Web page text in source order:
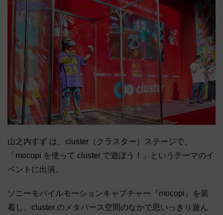
山之内すず は、cluster（クラスター）ステージで、
「mocopi を使って cluster で遊ぼう！」というテーマのイ
ベントに出演。
ソニーモバイルモーションキャプチャー『mocopi』を装
着し、cluster のメタバース空間のなかで思いっきり遊ん